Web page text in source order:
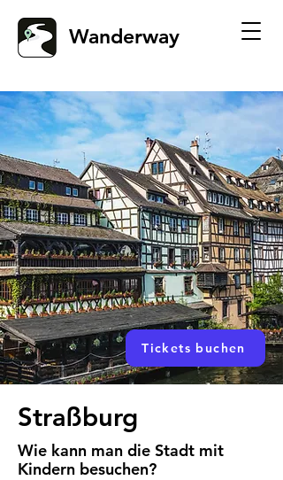
Wanderway
Tickets buchen
Straßburg
Wie kann man die Stadt mit
Kindern besuchen?